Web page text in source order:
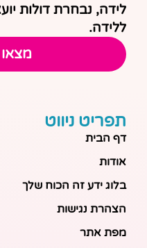
לידה, נבחרת דולות
ללידה.
מצאו
תפריט ניווט
דף הבית
אודות
בלוג ידע זה הכוח שלך
הצהרת נגישות
מפת אתר